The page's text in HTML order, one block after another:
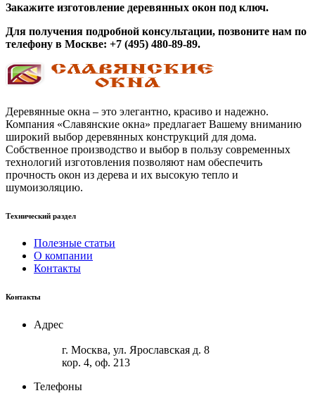
Закажите изготовление деревянных окон под ключ.
Для получения подробной консультации, позвоните нам по
телефону в Москве: +7 (495) 480-89-89.
Деревянные окна – это элегантно, красиво и надежно.
Компания «Славянские окна» предлагает Вашему вниманию
широкий выбор деревянных конструкций для дома.
Собственное производство и выбор в пользу современных
технологий изготовления позволяют нам обеспечить
прочность окон из дерева и их высокую тепло и
шумоизоляцию.
Технический раздел
Полезные статьи
О компании
Контакты
Контакты
Адрес
г. Москва, ул. Ярославская д. 8
кор. 4, оф. 213
Телефоны